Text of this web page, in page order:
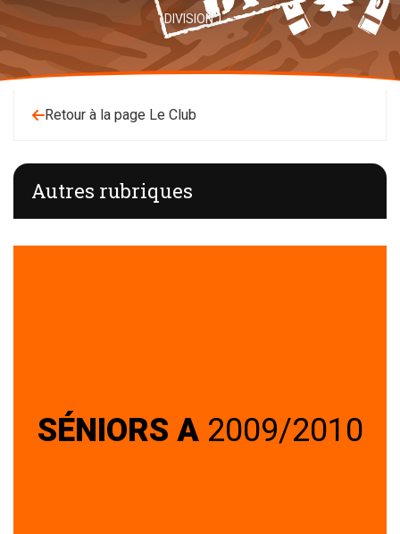
DIVISION 1
Retour à la page Le Club
Autres rubriques
SÉNIORS A2009/2010